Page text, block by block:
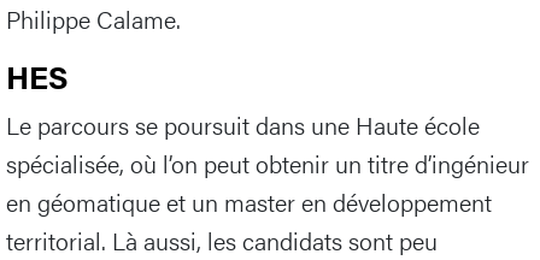
Philippe Calame.
HES
Le parcours se poursuit dans une Haute école
spécialisée, où l’on peut obtenir un titre d’ingénieur
en géomatique et un master en développement
territorial. Là aussi, les candidats sont peu